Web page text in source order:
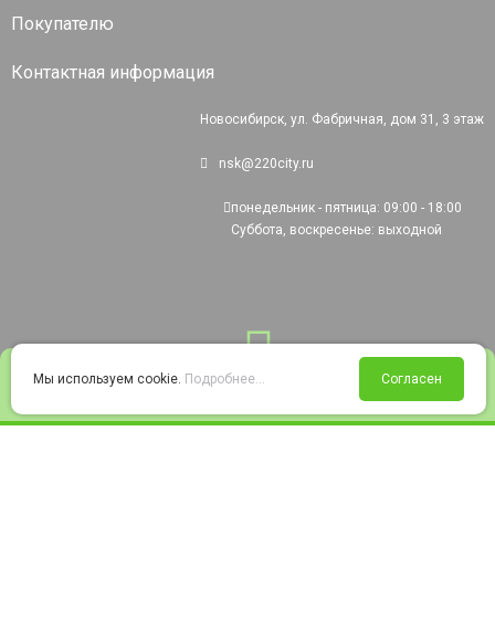
Войти Избранное Корзина
Покупателю
Контактная информация
Новосибирск, ул. Фабричная, дом 31, 3 этаж
nsk@220city.ru
понедельник - пятница: 09:00 - 18:00
Суббота, воскресенье: выходной
Мы используем cookie. Подробнее... Согласен